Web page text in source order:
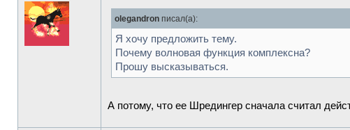
olegandron писал(а):
Я хочу предложить тему.
Почему волновая функция комплексна?
Прошу высказываться.
А потому, что ее Шредингер сначала считал